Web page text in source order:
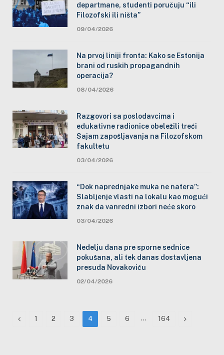
departmane, studenti poručuju “ili
Filozofski ili ništa”
09/04/2026
Na prvoj liniji fronta: Kako se Estonija
brani od ruskih propagandnih
operacija?
08/04/2026
Razgovori sa poslodavcima i
edukativne radionice obeležili treći
Sajam zapošljavanja na Filozofskom
fakultetu
03/04/2026
“Dok naprednjake muka ne natera”:
Slabljenje vlasti na lokalu kao mogući
znak da vanredni izbori neće skoro
03/04/2026
Nedelju dana pre sporne sednice
pokušana, ali tek danas dostavljena
presuda Novakoviću
02/04/2026
Previous
1 2 3 4 5 6 … 164 Next